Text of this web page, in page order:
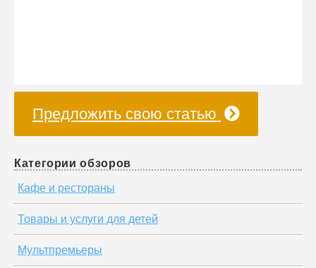
Предложить свою статью
Категории обзоров
Кафе и рестораны
Товары и услуги для детей
Мультпремьеры